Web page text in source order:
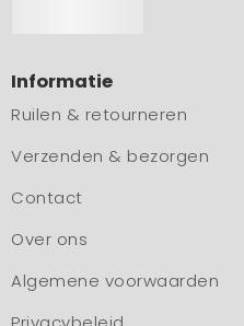
Informatie
Ruilen & retourneren
Verzenden & bezorgen
Contact
Over ons
Algemene voorwaarden